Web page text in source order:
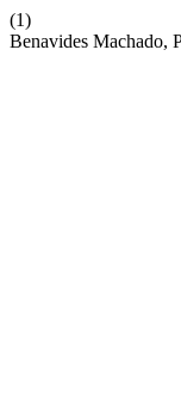
(1)
Benavides Machado,